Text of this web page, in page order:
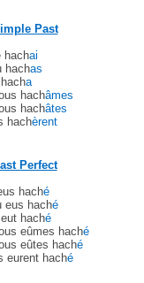
Past
hachai
hachas
a
hachâmes
hachâtes
hachèrent
Perfect
haché
eus haché
haché
eûmes haché
eûtes haché
eurent haché